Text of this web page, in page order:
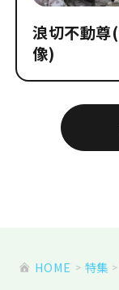
浪切不動尊
像)
HOME 特集